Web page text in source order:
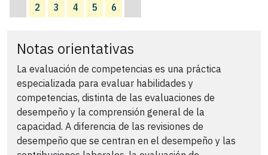
2 3 4 5 6
Notas orientativas
La evaluación de competencias es una práctica
especializada para evaluar habilidades y
competencias, distinta de las evaluaciones de
desempeño y la comprensión general de la
capacidad. A diferencia de las revisiones de
desempeño que se centran en el desempeño y las